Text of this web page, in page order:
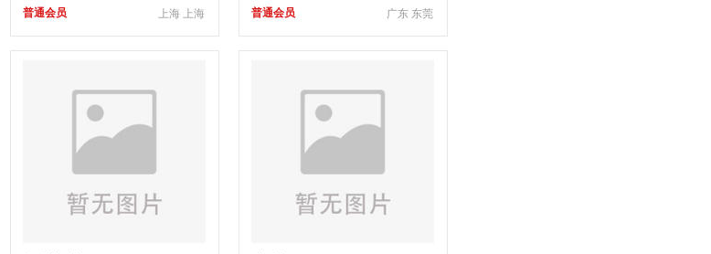
上海 上海
普通会员 广东 东莞
普通会员